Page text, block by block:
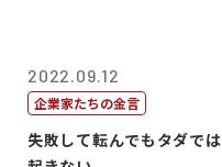
2022.09.12
企業家たちの金言
失敗して転んでもタダでは